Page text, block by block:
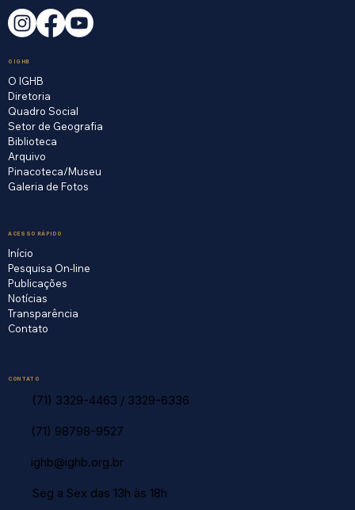
O IGHB
O IGHB
Diretoria
Quadro Social
Setor de Geografia
Biblioteca
Arquivo
Pinacoteca/Museu
Galeria de Fotos
ACESSO RÁPIDO
Início
Pesquisa On-line
Publicações
Notícias
Transparência
Contato
CONTATO
(71) 3329-4463 / 3329-6336
(71) 98798-9527
ighb@ighb.org.br
Seg a Sex das 13h às 18h